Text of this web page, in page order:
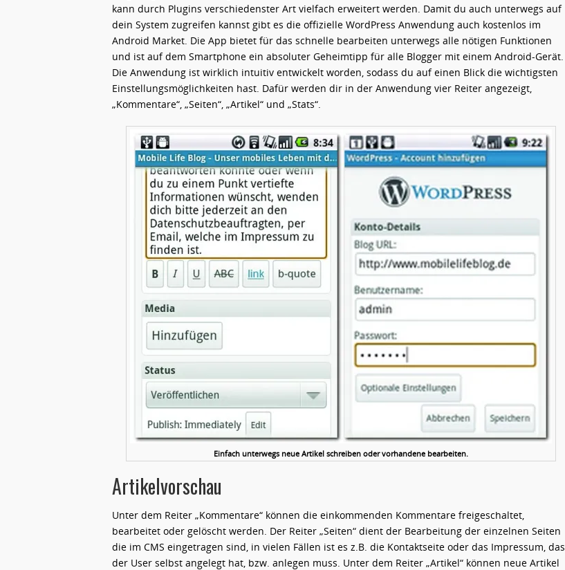
kann durch Plugins verschiedenster Art vielfach erweitert werden. Damit du auch unterwegs auf
dein System zugreifen kannst gibt es die offizielle WordPress Anwendung auch kostenlos im
Android Market. Die App bietet für das schnelle bearbeiten unterwegs alle nötigen Funktionen
und ist auf dem Smartphone ein absoluter Geheimtipp für alle Blogger mit einem Android-Gerät.
Die Anwendung ist wirklich intuitiv entwickelt worden, sodass du auf einen Blick die wichtigsten
Einstellungsmöglichkeiten hast. Dafür werden dir in der Anwendung vier Reiter angezeigt,
„Kommentare“, „Seiten“, „Artikel“ und „Stats“.
Einfach unterwegs neue Artikel schreiben oder vorhandene bearbeiten.
Artikelvorschau
Unter dem Reiter „Kommentare“ können die einkommenden Kommentare freigeschaltet,
bearbeitet oder gelöscht werden. Der Reiter „Seiten“ dient der Bearbeitung der einzelnen Seiten
die im CMS eingetragen sind, in vielen Fällen ist es z.B. die Kontaktseite oder das Impressum, das
der User selbst angelegt hat, bzw. anlegen muss. Unter dem Reiter „Artikel“ können neue Artikel